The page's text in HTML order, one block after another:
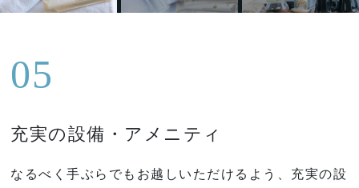
05
充実の設備・アメニティ
なるべく手ぶらでもお越しいただけるよう、充実の設